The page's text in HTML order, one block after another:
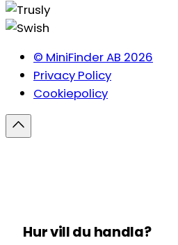
© MiniFinder AB 2026
Privacy Policy
Cookiepolicy
Hur vill du handla?